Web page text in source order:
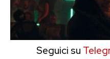
Seguici su